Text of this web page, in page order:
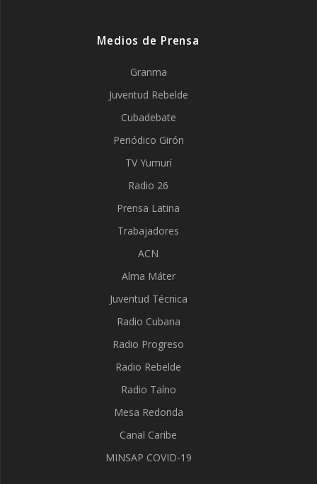
Medios de Prensa
Granma
Juventud Rebelde
Cubadebate
Periódico Girón
TV Yumurí
Radio 26
Prensa Latina
Trabajadores
ACN
Alma Máter
Juventud Técnica
Radio Cubana
Radio Progreso
Radio Rebelde
Radio Taíno
Mesa Redonda
Canal Caribe
MINSAP COVID-19